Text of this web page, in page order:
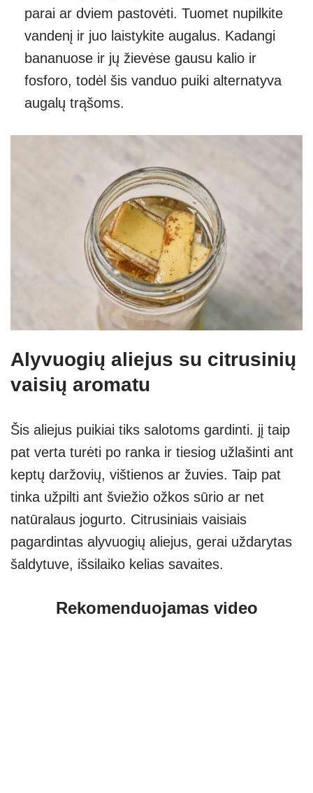
parai ar dviem pastovėti. Tuomet nupilkite
vandenį ir juo laistykite augalus. Kadangi
bananuose ir jų žievėse gausu kalio ir
fosforo, todėl šis vanduo puiki alternatyva
augalų trąšoms.
Alyvuogių aliejus su citrusinių
vaisių aromatu
Šis aliejus puikiai tiks salotoms gardinti. jį taip
pat verta turėti po ranka ir tiesiog užlašinti ant
keptų daržovių, vištienos ar žuvies. Taip pat
tinka užpilti ant šviežio ožkos sūrio ar net
natūralaus jogurto. Citrusiniais vaisiais
pagardintas alyvuogių aliejus, gerai uždarytas
šaldytuve, išsilaiko kelias savaites.
Rekomenduojamas video